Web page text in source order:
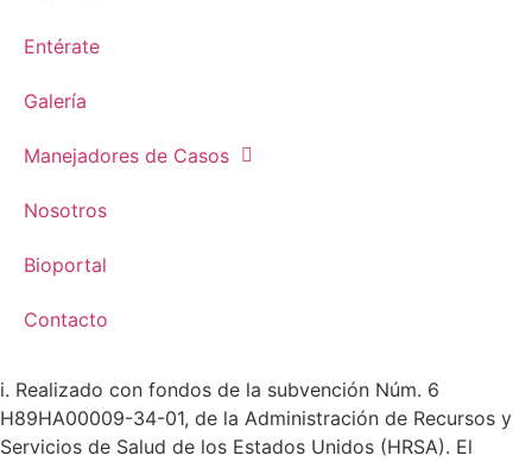
Entérate
Galería
Manejadores de Casos
Nosotros
Bioportal
Contacto
i. Realizado con fondos de la subvención Núm. 6
H89HA00009-34-01, de la Administración de Recursos y
Servicios de Salud de los Estados Unidos (HRSA). El